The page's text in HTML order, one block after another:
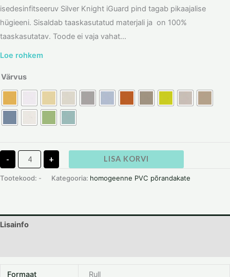
isedesinfitseeruv Silver Knight iGuard pind tagab pikaajalise
hügieeni. Sisaldab taaskasutatud materjali ja on 100%
taaskasutatav. Toode ei vaja vahat...
Loe rohkem
Värvus
- + LISA KORVI
Tootekood: - Kategooria: homogeenne PVC põrandakate
Lisainfo
Formaat Rull